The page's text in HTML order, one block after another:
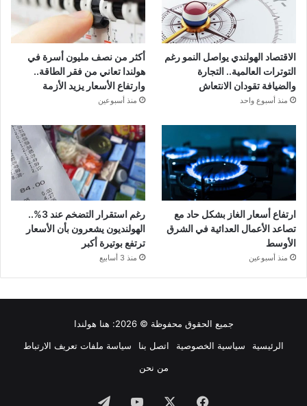
الاقتصاد الهولندي يواصل النمو رغم
التوترات العالمية.. التجارة
والضيافة تقودان الانتعاش
منذ أسبوع واحد
أكثر من نصف مليون أسرة في
هولندا تعاني من فقر الطاقة..
وارتفاع الأسعار يزيد الأزمة
منذ أسبوعين
ارتفاع أسعار الغاز بشكل حاد مع
تصاعد الأعمال العدائية في الشرق
الأوسط
منذ أسبوعين
رغم استقرار التضخم عند 3%..
الهولنديون يشعرون بأن الأسعار
ترتفع بوتيرة أكبر
منذ 3 أسابيع
جميع الحقوق محفوظة © 2026:
هنا هولندا
الرئيسية
سياسية الخصوصية اتصل بنا
سياسة ملفات تعريف الارتباط
من نحن
فيسبوك ‫YouTubeتيلقرام